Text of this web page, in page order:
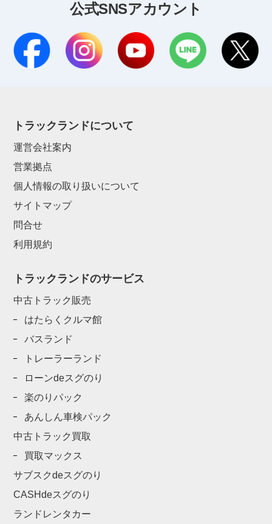
公式SNSアカウント
トラックランドについて
運営会社案内
営業拠点
個人情報の取り扱いについて
サイトマップ
問合せ
利用規約
トラックランドのサービス
中古トラック販売
はたらくクルマ館
バスランド
トレーラーランド
ローンdeスグのり
楽のりパック
あんしん車検パック
中古トラック買取
買取マックス
サブスクdeスグのり
CASHdeスグのり
ランドレンタカー